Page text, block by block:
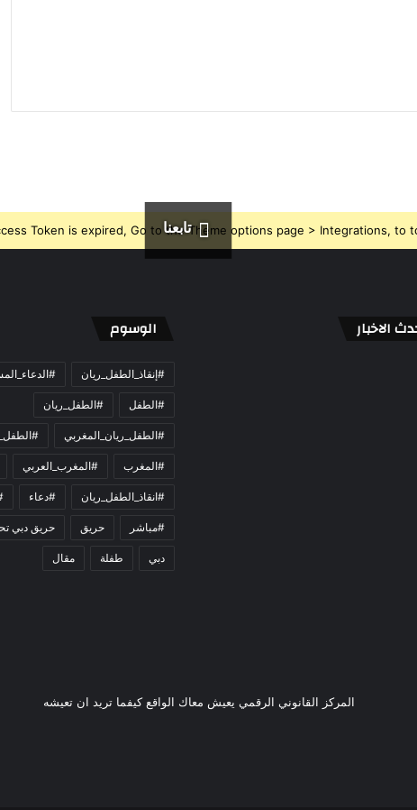
تابعنا
Token is expired, Go to the Theme options page > Integrations, to
الاخبار الوسوم
#إنقاذ_الطفل_ريان
#الطفل #الطفل_ريان
#الطفل_ريان_المغربي
#المغرب #المغرب_العربي
#انقاذ_الطفل_ريان #دعاء
#مباشر حريق حريق دبي
دبي طفلة مقال
المركز القانوني الرقمي يعيش معاك الواقع كيفما تريد ان تعيشه